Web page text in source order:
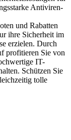
Antiviren-
und Rabatten
ihre Sicherheit im
erzielen. Durch
profitieren Sie von
IT-
Schützen Sie
tolle